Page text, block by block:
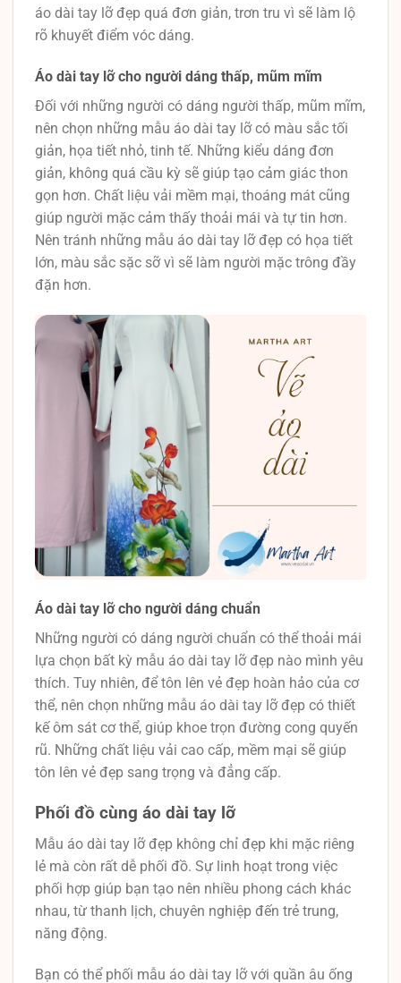
áo dài tay lỡ đẹp quá đơn giản, trơn tru vì sẽ làm lộ
rõ khuyết điểm vóc dáng.
Áo dài tay lỡ cho người dáng thấp, mũm mĩm
Đối với những người có dáng người thấp, mũm mĩm,
nên chọn những mẫu áo dài tay lỡ có màu sắc tối
giản, họa tiết nhỏ, tinh tế. Những kiểu dáng đơn
giản, không quá cầu kỳ sẽ giúp tạo cảm giác thon
gọn hơn. Chất liệu vải mềm mại, thoáng mát cũng
giúp người mặc cảm thấy thoải mái và tự tin hơn.
Nên tránh những mẫu áo dài tay lỡ đẹp có họa tiết
lớn, màu sắc sặc sỡ vì sẽ làm người mặc trông đầy
đặn hơn.
Áo dài tay lỡ cho người dáng chuẩn
Những người có dáng người chuẩn có thể thoải mái
lựa chọn bất kỳ mẫu áo dài tay lỡ đẹp nào mình yêu
thích. Tuy nhiên, để tôn lên vẻ đẹp hoàn hảo của cơ
thể, nên chọn những mẫu áo dài tay lỡ đẹp có thiết
kế ôm sát cơ thể, giúp khoe trọn đường cong quyến
rũ. Những chất liệu vải cao cấp, mềm mại sẽ giúp
tôn lên vẻ đẹp sang trọng và đẳng cấp.
Phối đồ cùng áo dài tay lỡ
Mẫu áo dài tay lỡ đẹp không chỉ đẹp khi mặc riêng
lẻ mà còn rất dễ phối đồ. Sự linh hoạt trong việc
phối hợp giúp bạn tạo nên nhiều phong cách khác
nhau, từ thanh lịch, chuyên nghiệp đến trẻ trung,
năng động.
Bạn có thể phối mẫu áo dài tay lỡ với quần âu ống